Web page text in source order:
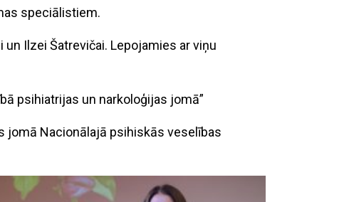
speciālistiem.
Ilzei Šatrevičai. Lepojamies ar viņu
psihiatrijas un narkoloģijas jomā”
jomā Nacionālajā psihiskās veselības